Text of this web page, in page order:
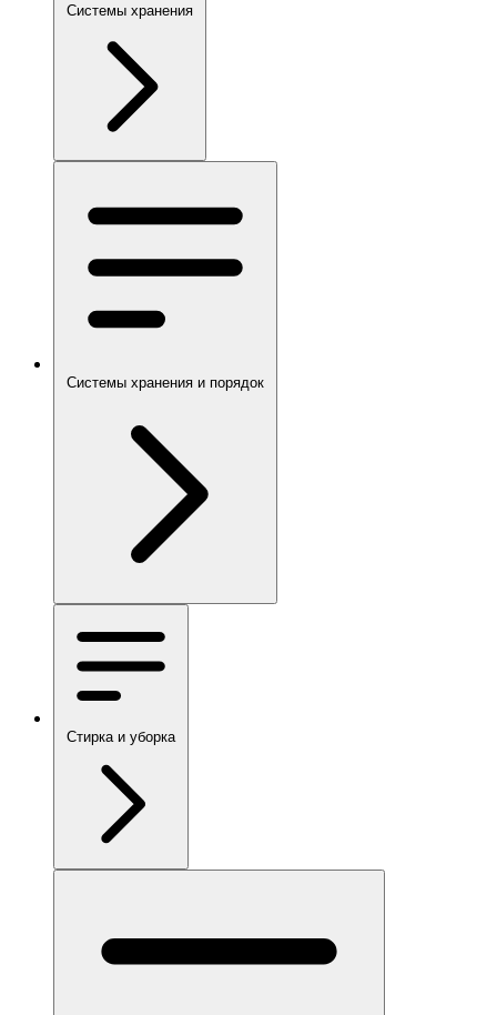
Системы хранения
Системы хранения и порядок
Стирка и уборка